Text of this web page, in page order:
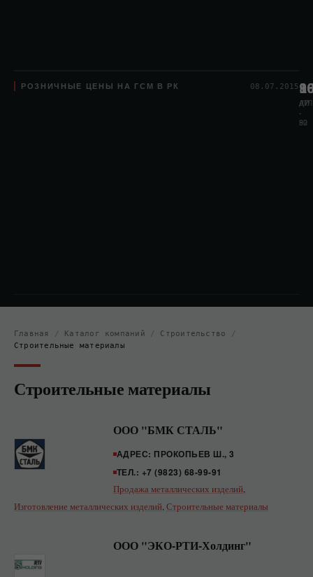
РОЗНИЧНЫЕ ЦЕНЫ НА ГСМ В РК 08.07.2015
АИ
-
80
АИ
-
92
ДТЛ
Главная / Каталог компаний / Строительство /
Строительные материалы
Строительные материалы
ООО "БМК СТАЛЬ"
АДРЕС: ПРОКОПЬЕВ Ш., 3
ТЕЛ.: +7 (9823) 68-99-91
Продажа металлических изделий,
Изготовление металлических изделий,Строительные материалы
ООО "ЭКО-РТИ-Холдинг"